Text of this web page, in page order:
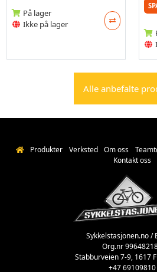
På lager
Ikke på lager
Alle anbefalte
Produkter Verksted Om oss
Kontakt oss
Sykkelstasjonen.no /
Org.nr
Stabburveien 7-9, 1617
+47 69109810